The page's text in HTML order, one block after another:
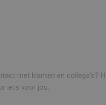
met klanten en
iets voor jou.